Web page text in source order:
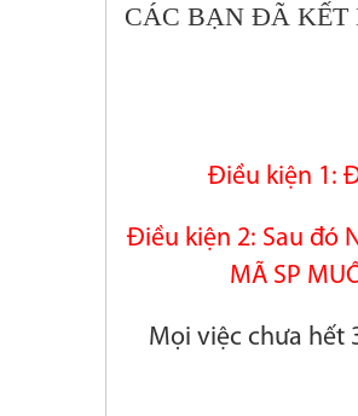
CÁC BẠN ĐÃ KẾT
Điều kiện 1:
Điều kiện 2: Sau đó
MÃ SP
Mọi việc chưa hết